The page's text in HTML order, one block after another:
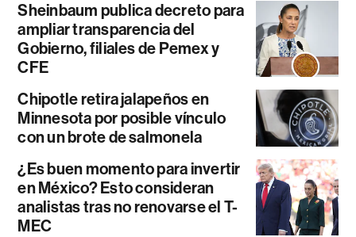
Sheinbaum publica decreto para
ampliar transparencia del
Gobierno, filiales de Pemex y
CFE
Chipotle retira jalapeños en
Minnesota por posible vínculo
con un brote de salmonela
¿Es buen momento para invertir
en México? Esto consideran
analistas tras no renovarse el T-
MEC